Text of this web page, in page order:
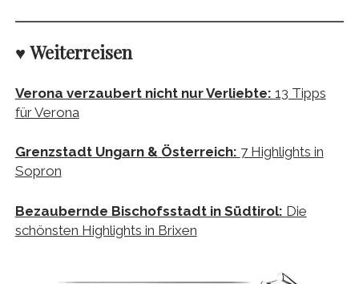
♥ Weiterreisen
Verona verzaubert nicht nur Verliebte: 13 Tipps
für Verona
Grenzstadt Ungarn & Österreich: 7 Highlights in
Sopron
Bezaubernde Bischofsstadt in Südtirol: Die
schönsten Highlights in Brixen